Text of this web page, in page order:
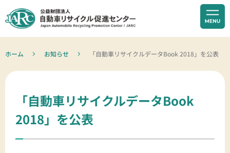
ホーム お知らせ 「自動車リサイクルデータBook 2018」を公表
「自動車リサイクルデータBook
2018」を公表